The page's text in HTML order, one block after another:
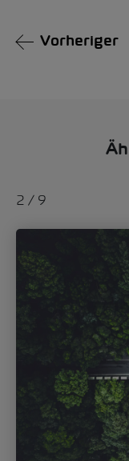
Vorheriger
2 / 9